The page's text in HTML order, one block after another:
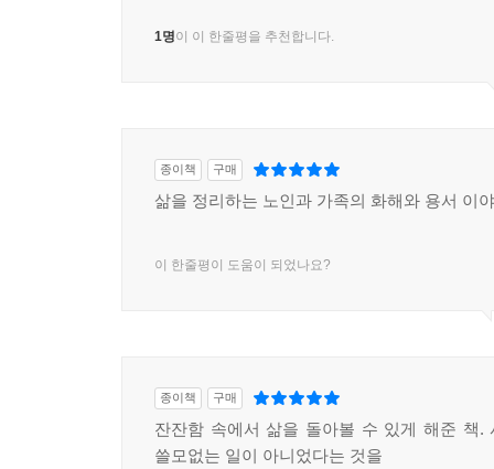
1명이 이 한줄평을 추천합니다.
종이책 구매
삶을 정리하는 노인과 가족의 화해와 용서 이
이 한줄평이 도움이 되었나요?
종이책 구매
잔잔함 속에서 삶을 돌아볼 수 있게 해준 책.
쓸모없는 일이 아니었다는 것을